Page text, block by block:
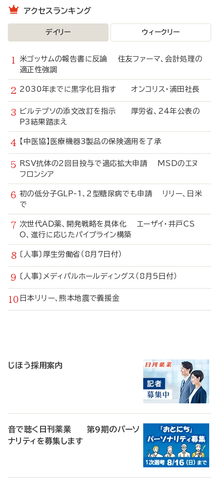
アクセスランキング
デイリー ウィークリー
米ゴッサムの報告書に反論 住友ファーマ、会計処理の
適正性強調
2030年までに黒字化目指す オンコリス・浦田社長
ビルテプソの添文改訂を指示 厚労省、24年公表の
P3結果踏まえ
【中医協】医療機器3製品の保険適用を了承
RSV抗体の2回目投与で適応拡大申請 MSDのエヌ
フロンシア
初の低分子GLP-1、2型糖尿病でも申請 リリー、日米
で
次世代AD薬、開発戦略を具体化 エーザイ・井戸CS
O、進行に応じたパイプライン構築
〔人事〕厚生労働省（8月7日付）
〔人事〕メディパルホールディングス（8月5日付）
日本リリー、熊本地震で義援金
じほう採用案内
音で聴く日刊薬業 第9期のパーソ
ナリティを募集します